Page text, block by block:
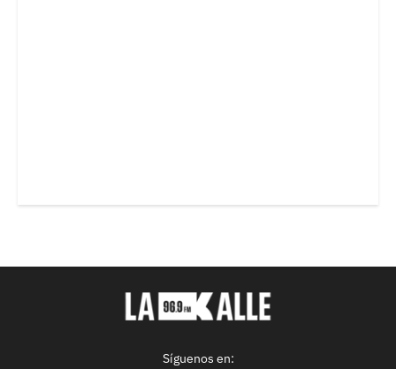
Síguenos en: